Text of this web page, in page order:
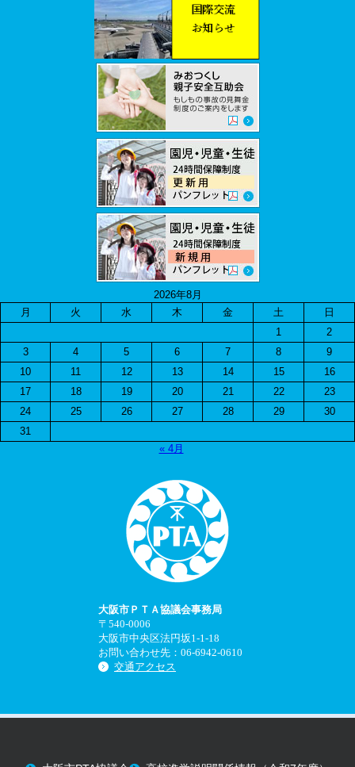
2026年8月
月
火 水 木 金 土
日
1
2
3
4 5 6 7 8
9
10
11 12 13 14 15
16
17
18 19 20 21 22
23
24
25 26 27 28 29
30
31
« 4月
大阪市ＰＴＡ協議会事務局
〒540-0006
大阪市中央区法円坂1-1-18
お問い合わせ先：06-6942-0610
交通アクセス